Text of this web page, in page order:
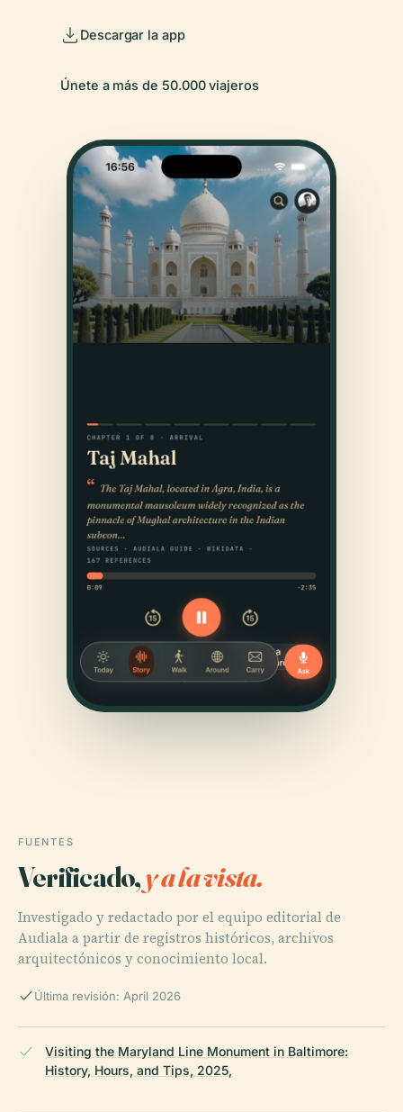
Descargar la app
Únete a más de 50.000 viajeros
FUENTES
Verificado,y a la vista.
Investigado y redactado por el equipo editorial de
Audiala a partir de registros históricos, archivos
arquitectónicos y conocimiento local.
Última revisión: April 2026
Visiting the Maryland Line Monument in Baltimore:
History, Hours, and Tips, 2025,